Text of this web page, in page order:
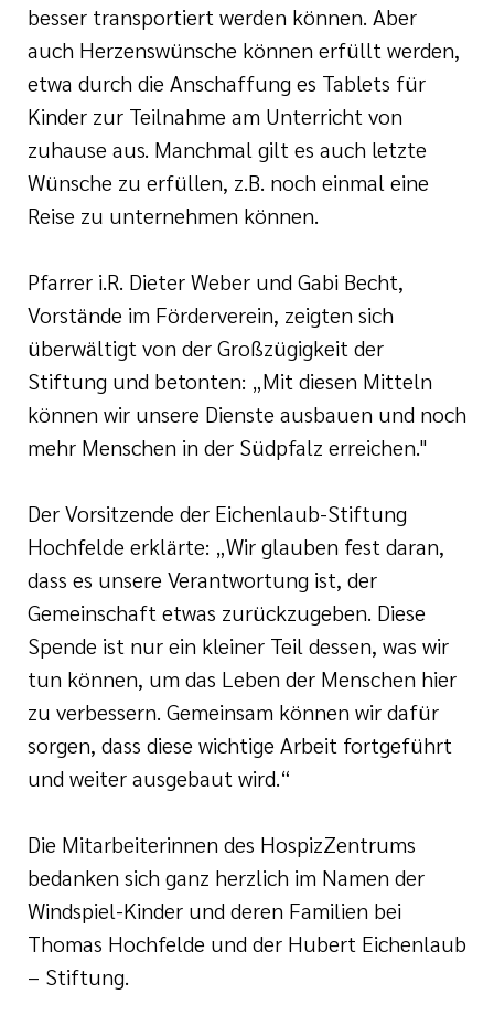
besser transportiert werden können. Aber
auch Herzenswünsche können erfüllt werden,
etwa durch die Anschaffung es Tablets für
Kinder zur Teilnahme am Unterricht von
zuhause aus. Manchmal gilt es auch letzte
Wünsche zu erfüllen, z.B. noch einmal eine
Reise zu unternehmen können.
Pfarrer i.R. Dieter Weber und Gabi Becht,
Vorstände im Förderverein, zeigten sich
überwältigt von der Großzügigkeit der
Stiftung und betonten: „Mit diesen Mitteln
können wir unsere Dienste ausbauen und noch
mehr Menschen in der Südpfalz erreichen."
Der Vorsitzende der Eichenlaub-Stiftung
Hochfelde erklärte: „Wir glauben fest daran,
dass es unsere Verantwortung ist, der
Gemeinschaft etwas zurückzugeben. Diese
Spende ist nur ein kleiner Teil dessen, was wir
tun können, um das Leben der Menschen hier
zu verbessern. Gemeinsam können wir dafür
sorgen, dass diese wichtige Arbeit fortgeführt
und weiter ausgebaut wird.“
Die Mitarbeiterinnen des HospizZentrums
bedanken sich ganz herzlich im Namen der
Windspiel-Kinder und deren Familien bei
Thomas Hochfelde und der Hubert Eichenlaub
– Stiftung.